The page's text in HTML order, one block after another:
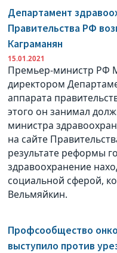
Департамент
Правительства РФ
Каграманян
15.01.2021
Премьер-министр РФ
директором
аппарата
этого он занимал
министра
на сайте
результате реформы
здравоохранение
социальной сферой,
Вельмяйкин.
Профсообщество
выступило против